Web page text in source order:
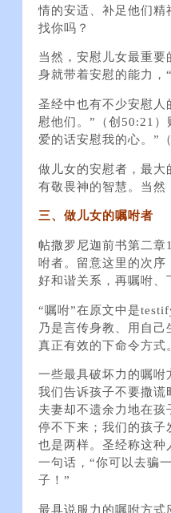
情的安适、补足他们精
找你吗？
当然，安慰儿女最重
身就带着安慰的能力，
圣经中也有不少安慰人
慰他们。”（创50:21
爱的话安慰我的心。”
做儿女的安慰者，最大
有敬畏神的智慧。当然
三、做儿女的嘱咐者
帖撒罗尼迦前书第二章
咐者。留意这里的次
好和谐关系，再嘱咐、
“嘱咐”在原文中是
乃是言传身教、用自
真正有效的下命令方式
一些最具破坏力的嘱咐
我们告诉孩子不要撒谎
夫妻却不遗余力地在
停不下来；我们的孩子
也是两样。圣经称这种
一句话，“你可以去骗
子！”
最具说服力的嘱咐方式